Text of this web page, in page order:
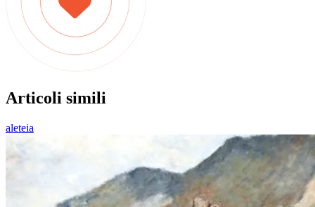
Articoli simili
aleteia